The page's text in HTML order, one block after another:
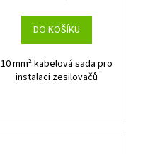
DO KOŠÍKU
10 mm² kabelová sada pro
instalaci zesilovačů